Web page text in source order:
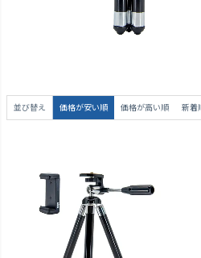
並び替え 価格が安い順 価格が高い順 新着